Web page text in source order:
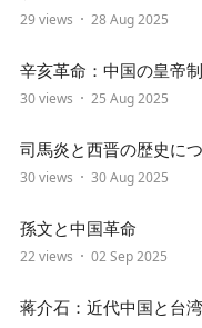
29 views 28 Aug 2025
辛亥革命：中国の皇帝
30 views 25 Aug 2025
司馬炎と西晋の歴史に
30 views 30 Aug 2025
孫文と中国革命
22 views 02 Sep 2025
蒋介石：近代中国と台